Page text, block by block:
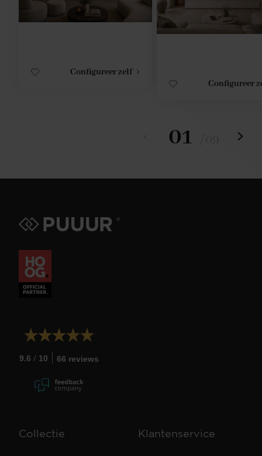
Configureer zelf
Configureer
01
9.6 / 10 66 reviews
Collectie Klantenservice